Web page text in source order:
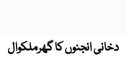
دخانی انجنوں کا گھرملکوال